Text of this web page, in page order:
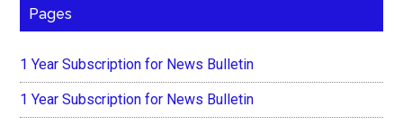
Pages
1 Year Subscription for News Bulletin
1 Year Subscription for News Bulletin